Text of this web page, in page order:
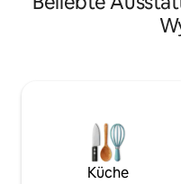
kleinen Essbereich und
Küche. Das
einfach nur zu
Aussicht zu genießen.
außerhalb der
dennoch ganz in der
Küche